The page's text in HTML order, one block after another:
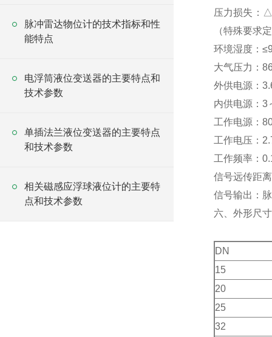
脉冲雷达物位计的技术指标和性
能特点
电浮筒液位变送器的主要特点和
技术参数
单插法兰液位变送器的主要特点
和技术参数
相关磁感应浮球液位计的主要特
点和技术参数
压力损失：
（特殊要求
环境湿度：
大气压力：
外供电源：
内供电源：
工作电源：
工作电压：
工作频率：
信号远传距
信号输出：
六、外形尺
DN
15
20
25
32